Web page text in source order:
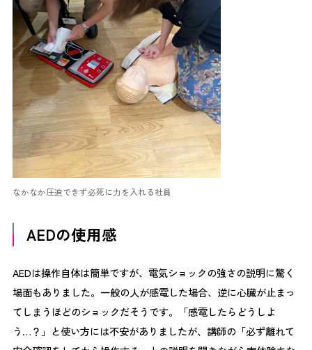
なかなか圧迫できず必死に力を入れる社員
AEDの使用感
AEDは操作自体は簡単ですが、電気ショックの強さの説明に驚く
場面もありました。一般の人が感電した場合、逆に心臓が止まっ
てしまうほどのショックだそうです。「感電したらどうしよ
う…？」と使い方には不安がありましたが、講師の「必ず離れて